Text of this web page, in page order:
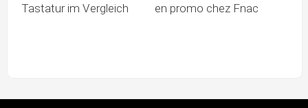
Tastatur im Vergleich
en promo chez Fnac